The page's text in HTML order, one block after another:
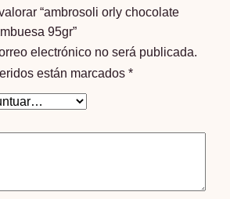
“ambrosoli orly chocolate
95gr”
electrónico no será publicada.
están marcados*